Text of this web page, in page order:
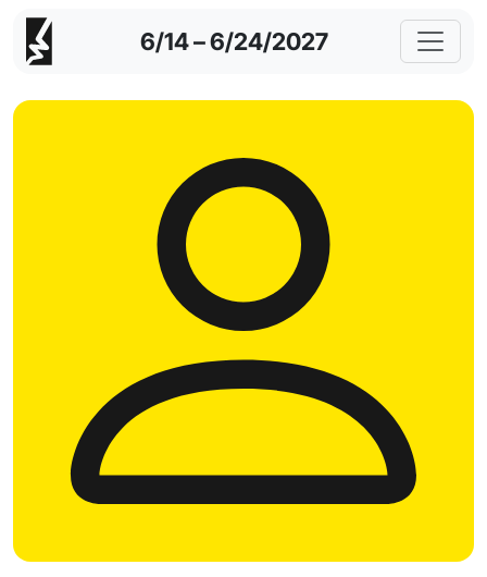
6/14 – 6/24/2027